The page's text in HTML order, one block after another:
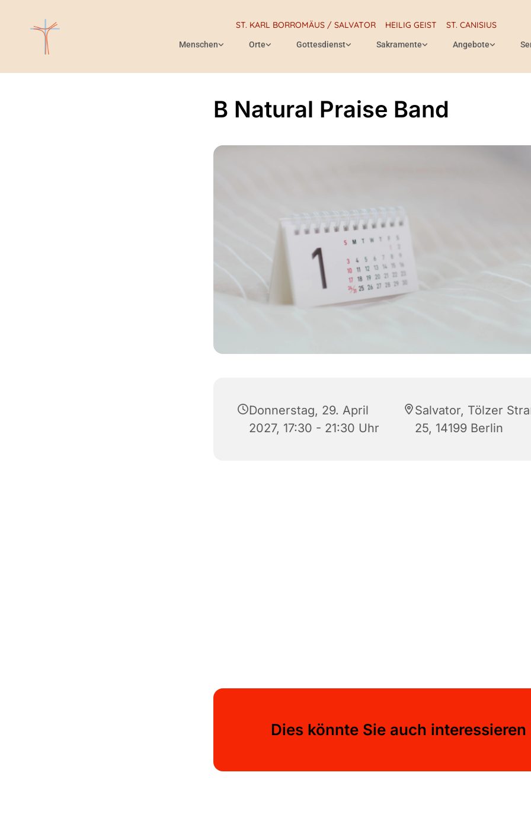
ST. KARL BORROMÄUS / SALVATOR HEILIG GEIST ST. CANISIUS
Menschen Orte Gottesdienst Sakramente Angebote
B Natural Praise Band
Donnerstag, 29. April
2027, 17:30 - 21:30 Uhr
Salvator, Tölzer
25, 14199 Berlin
Dies könnte Sie auch interessieren